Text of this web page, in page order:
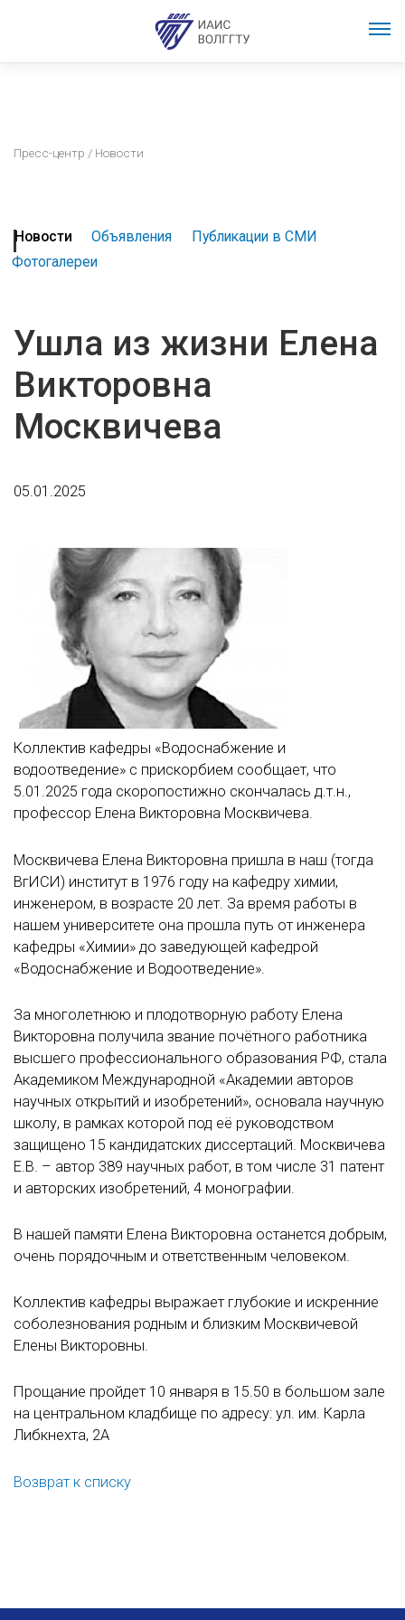
Пресс-центр / Новости
Новости Объявления
Публикации в СМИ
Фотогалереи
Ушла из жизни Елена
Викторовна
Москвичева
05.01.2025
Коллектив кафедры «Водоснабжение и
водоотведение» с прискорбием сообщает, что
5.01.2025 года скоропостижно скончалась д.т.н.,
профессор Елена Викторовна Москвичева.
Москвичева Елена Викторовна пришла в наш (тогда
ВгИСИ) институт в 1976 году на кафедру химии,
инженером, в возрасте 20 лет. За время работы в
нашем университете она прошла путь от инженера
кафедры «Химии» до заведующей кафедрой
«Водоснабжение и Водоотведение».
За многолетнюю и плодотворную работу Елена
Викторовна получила звание почётного работника
высшего профессионального образования РФ, стала
Академиком Международной «Академии авторов
научных открытий и изобретений», основала научную
школу, в рамках которой под её руководством
защищено 15 кандидатских диссертаций. Москвичева
Е.В. – автор 389 научных работ, в том числе 31 патент
и авторских изобретений, 4 монографии.
В нашей памяти Елена Викторовна останется добрым,
очень порядочным и ответственным человеком.
Коллектив кафедры выражает глубокие и искренние
соболезнования родным и близким Москвичевой
Елены Викторовны.
Прощание пройдет 10 января в 15.50 в большом зале
на центральном кладбище по адресу: ул. им. Карла
Либкнехта, 2А
Возврат к списку